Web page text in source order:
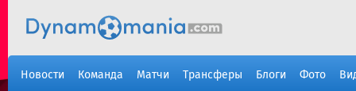
Новости Команда Матчи Трансферы Блоги Фото